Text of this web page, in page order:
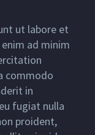
ut labore et
ad minim
commodo
in
fugiat nulla
proident,